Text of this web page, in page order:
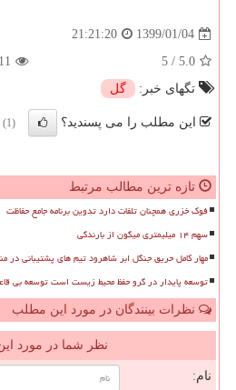
1399/01/04
21:21:20
5.0
/
5
تگهای خبر:
گل
این مطلب را می پسندید؟ (1)
تازه ترین مطالب مرتبط
فوک خزری همچنان تلفات دارد تدوین برنامه جامع حفاظت
سهم ۱۴ میلیمتری میگون از بارندگی
مهار کامل حریق جنگل ابر شاهرود تیم های پشتیبانی در
توسعه پایدار در گرو حفظ محیط زیست است توسعه بی
نظرات بینندگان در مورد این مطلب
نظر شما در مورد
نام: